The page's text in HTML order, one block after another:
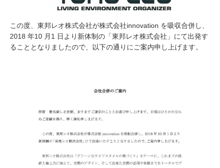
この度、東邦レオ株式会社が株式会社innovation を吸収合併し、
2018 年10 月1 日より新体制の「東邦レオ株式会社」にて出発す
ることとなりましたので、以下の通りにご案内申し上げます。